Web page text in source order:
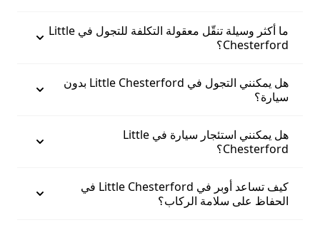
ما أكثر وسيلة تنقّل معقولة التكلفة للتجول في Little
Chesterford؟
هل يمكنني التجول في Little Chesterford بدون
سيارة؟
هل يمكنني استئجار سيارة في Little
Chesterford؟
كيف تساعد أوبر في Little Chesterford في
الحفاظ على سلامة الركاب؟